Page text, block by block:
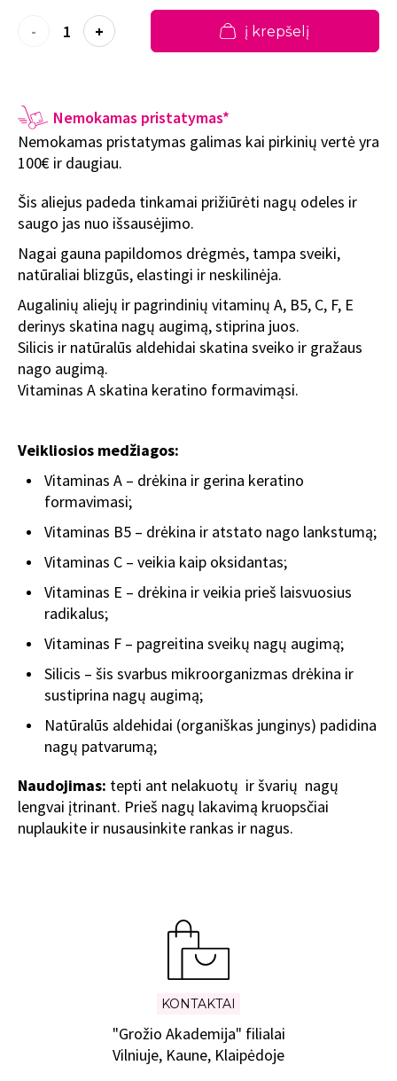
- + į krepšelį
Nemokamas pristatymas*
Nemokamas pristatymas galimas kai pirkinių vertė yra
100€ ir daugiau.
Šis aliejus padeda tinkamai prižiūrėti nagų odeles ir
saugo jas nuo išsausėjimo.
Nagai gauna papildomos drėgmės, tampa sveiki,
natūraliai blizgūs, elastingi ir neskilinėja.
Augalinių aliejų ir pagrindinių vitaminų A, B5, C, F, E
derinys skatina nagų augimą, stiprina juos.
Silicis ir natūralūs aldehidai skatina sveiko ir gražaus
nago augimą.
Vitaminas A skatina keratino formavimąsi.
Veikliosios medžiagos:
Vitaminas A – drėkina ir gerina keratino
formavimasi;
Vitaminas B5 – drėkina ir atstato nago lankstumą;
Vitaminas C – veikia kaip oksidantas;
Vitaminas E – drėkina ir veikia prieš laisvuosius
radikalus;
Vitaminas F – pagreitina sveikų nagų augimą;
Silicis – šis svarbus mikroorganizmas drėkina ir
sustiprina nagų augimą;
Natūralūs aldehidai (organiškas junginys) padidina
nagų patvarumą;
Naudojimas: tepti ant nelakuotų ir švarių nagų
lengvai įtrinant. Prieš nagų lakavimą kruopsčiai
nuplaukite ir nusausinkite rankas ir nagus.
KONTAKTAI
"Grožio Akademija" filialai
Vilniuje, Kaune, Klaipėdoje